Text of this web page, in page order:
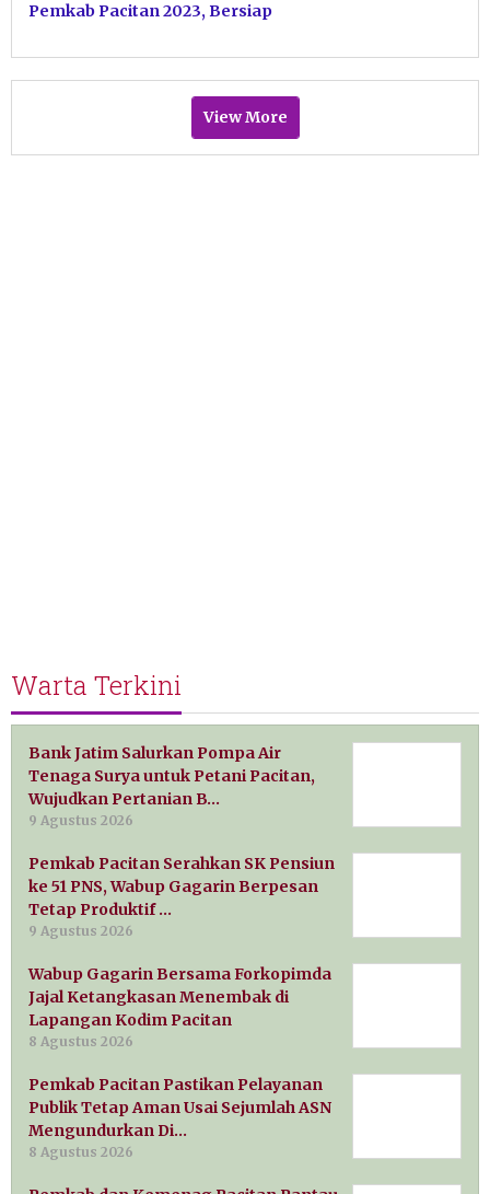
Pemkab Pacitan 2023, Bersiap
View More
Warta Terkini
Bank Jatim Salurkan Pompa Air
Tenaga Surya untuk Petani Pacitan,
Wujudkan Pertanian B…
9 Agustus 2026
Pemkab Pacitan Serahkan SK Pensiun
ke 51 PNS, Wabup Gagarin Berpesan
Tetap Produktif …
9 Agustus 2026
Wabup Gagarin Bersama Forkopimda
Jajal Ketangkasan Menembak di
Lapangan Kodim Pacitan
8 Agustus 2026
Pemkab Pacitan Pastikan Pelayanan
Publik Tetap Aman Usai Sejumlah ASN
Mengundurkan Di…
8 Agustus 2026